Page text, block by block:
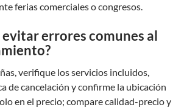
ferias comerciales o congresos.
evitar errores comunes al
verifique los servicios incluidos,
de cancelación y confirme la ubicación
en el precio; compare calidad-precio y